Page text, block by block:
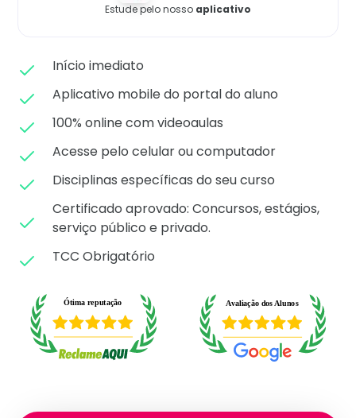
Estude pelo nosso aplicativo
Início imediato
Aplicativo mobile do portal do aluno
100% online com videoaulas
Acesse pelo celular ou computador
Disciplinas específicas do seu curso
Certificado aprovado: Concursos, estágios,
serviço público e privado.
TCC Obrigatório